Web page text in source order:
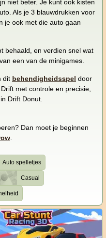
niet beter. Je kunt ook kisten
Als je 3 blauwdrukken voor
je ook met die auto gaan
behaald, en verdien snel wat
een van de minigames.
dit behendigheidsspel door
met controle en precisie,
Drift Donut.
Dan moet je beginnen
.
Auto spelletjes
Casual